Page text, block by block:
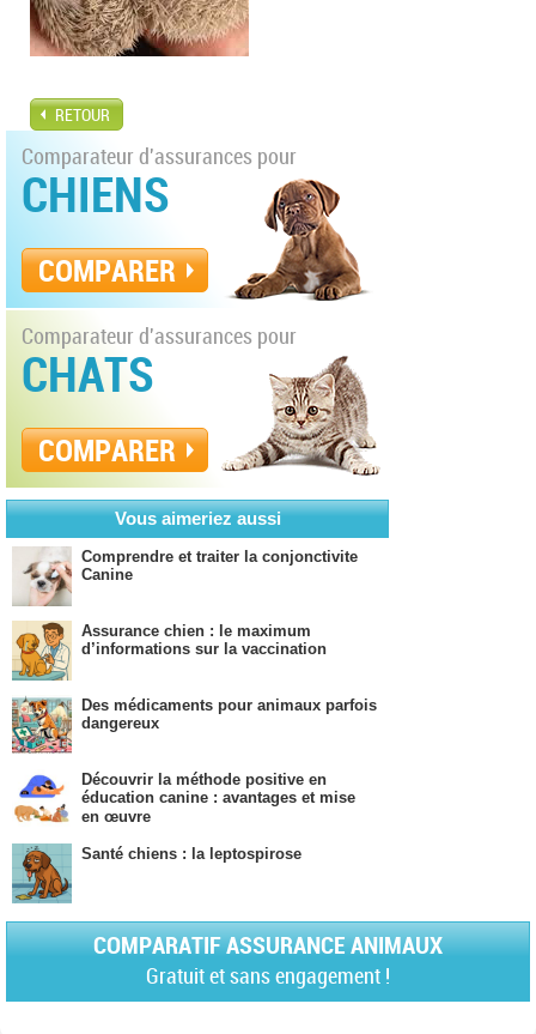
RETOUR
Comparateur d'assurances pour
CHIENS
COMPARER
Comparateur d'assurances pour
CHATS
COMPARER
Vous aimeriez aussi
Comprendre et traiter la conjonctivite
Canine
Assurance chien : le maximum
d’informations sur la vaccination
Des médicaments pour animaux parfois
dangereux
Découvrir la méthode positive en
éducation canine : avantages et mise
en œuvre
Santé chiens : la leptospirose
COMPARATIF ASSURANCE ANIMAUX
Gratuit et sans engagement !